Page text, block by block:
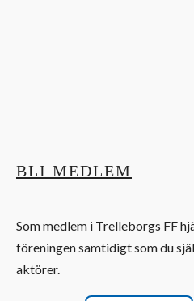
BLI MEDLEM
Som medlem i Trelleborgs FF
föreningen samtidigt som du
aktörer.